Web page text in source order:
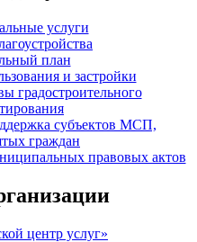
услуги
план
и застройки
градостроительного
субъектов МСП,
граждан
правовых актов
центр услуг»